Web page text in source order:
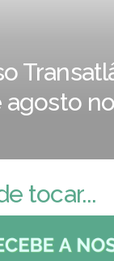
agosto
tocar...